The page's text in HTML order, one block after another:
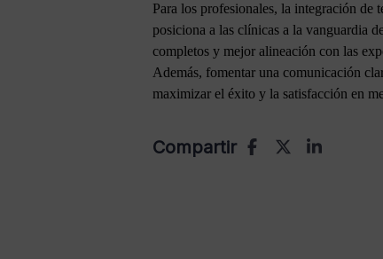
Para los profesionales, la integración
posiciona a las clínicas a la vanguardia
completos y mejor alineación con las
Además, fomentar una comunicación
maximizar el éxito y la satisfacción en
Compartir